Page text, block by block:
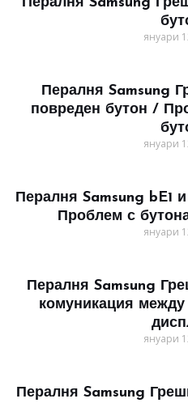
януари
Пералня Samsung
повреден бутон /
януари
Пералня Samsung bE1
Проблем с
януари
Пералня Samsung
комуникация между
януари
Пералня Samsung